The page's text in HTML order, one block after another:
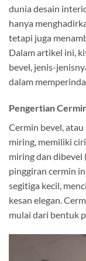
dunia desain
hanya
tetapi juga
Dalam artikel ini,
bevel, jenis-
dalam
Pengertian
Cermin bevel,
miring, memiliki
miring dan dibevel
pinggiran cermin
segitiga kecil,
kesan elegan.
mulai dari bentuk